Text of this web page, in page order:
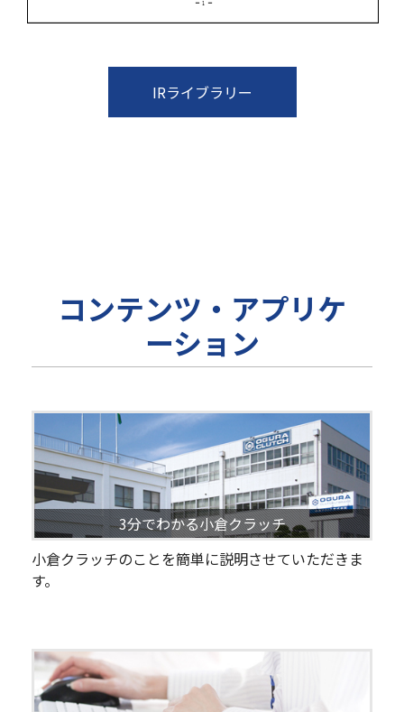
IRライブラリー
コンテンツ・アプリケ
ーション
3分でわかる小倉クラッチ
小倉クラッチのことを簡単に説明させていただきま
す。